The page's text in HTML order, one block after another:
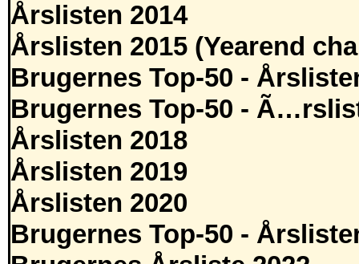
Årslisten 2014
Årslisten 2015 (Yearend
Brugernes Top-50 -
Brugernes Top-50 -
Årslisten 2018
Årslisten 2019
Årslisten 2020
Brugernes Top-50 -